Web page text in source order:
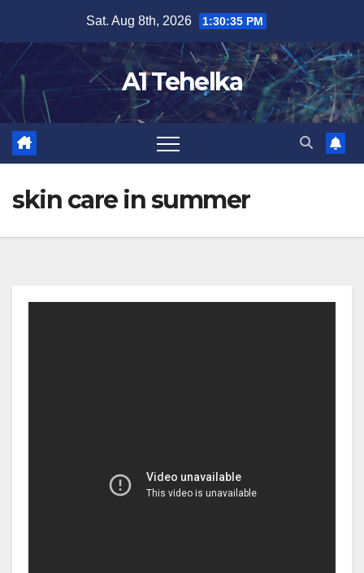
content
Sat. Aug 8th, 2026 1:30:35 PM
A1 Tehelka
skin care in summer